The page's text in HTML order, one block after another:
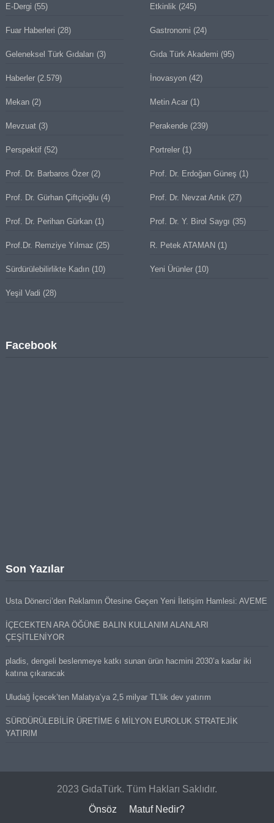
E-Dergi (55) Etkinlik (245)
Fuar Haberleri (28) Gastronomi (24)
Geleneksel Türk Gıdaları (3) Gıda Türk Akademi (95)
Haberler(2.579) İnovasyon (42)
Mekan(2) Metin Acar (1)
Mevzuat(3) Perakende (239)
Perspektif(52) Portreler (1)
Prof. Dr. Barbaros Özer(2) Prof. Dr. Erdoğan Güneş (1)
Prof. Dr. Gürhan Çiftçioğlu(4) Prof. Dr. Nevzat Artık (27)
Prof. Dr. Perihan Gürkan(1) Prof. Dr. Y. Birol Saygı (35)
Prof.Dr. Remziye Yılmaz (25) R. Petek ATAMAN (1)
Sürdürülebilirlikte Kadın(10) Yeni Ürünler (10)
Yeşil Vadi (28)
Facebook
Son Yazılar
Usta Dönerci’den Reklamın Ötesine Geçen Yeni İletişim Hamlesi: AVEME
İÇECEKTEN ARA ÖĞÜNE BALIN KULLANIM ALANLARI
ÇEŞİTLENİYOR
pladis, dengeli beslenmeye katkı sunan ürün hacmini 2030’a kadar iki
katına çıkaracak
Uludağ İçecek’ten Malatya’ya 2,5 milyar TL’lik dev yatırım
SÜRDÜRÜLEBİLİR ÜRETİME 6 MİLYON EUROLUK STRATEJİK
YATIRIM
2023 GıdaTürk. Tüm Hakları Saklıdır.
Önsöz
Matuf Nedir?